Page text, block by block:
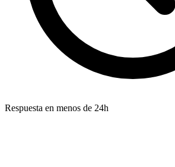
Respuesta en menos de 24h